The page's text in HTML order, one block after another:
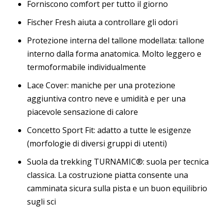
Forniscono comfort per tutto il giorno
Fischer Fresh aiuta a controllare gli odori
Protezione interna del tallone modellata: tallone
interno dalla forma anatomica. Molto leggero e
termoformabile individualmente
Lace Cover: maniche per una protezione
aggiuntiva contro neve e umidità e per una
piacevole sensazione di calore
Concetto Sport Fit: adatto a tutte le esigenze
(morfologie di diversi gruppi di utenti)
Suola da trekking TURNAMIC®: suola per tecnica
classica. La costruzione piatta consente una
camminata sicura sulla pista e un buon equilibrio
sugli sci